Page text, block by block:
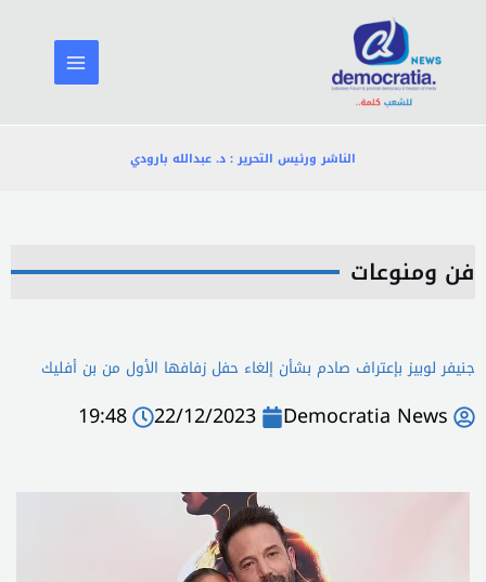
المحتوى
الناشر ورئيس التحرير : د. عبدالله بارودي
فن ومنوعات
جنيفر لوبيز بإعتراف صادم بشأن إلغاء حفل زفافها الأول من بن أفليك
Democratia News
22/12/2023
19:48